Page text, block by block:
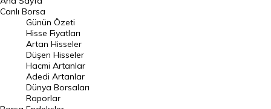
BIST 100 Hisseleri
En Çok Artan Hisseler
En Çok Düşen Hisseler
Hacmi Artanlar
Geçmiş Kapanışlar
Dünya Borsaları
Canlı Borsa
Günün Özeti
Hisse Fiyatları
Artan Hisseler
Düşen Hisseler
Hacmi Artanlar
Adedi Artanlar
Dünya Borsaları
Raporlar